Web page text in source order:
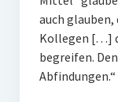
auch glauben,
Kollegen […]
begreifen.
Abfindungen.“